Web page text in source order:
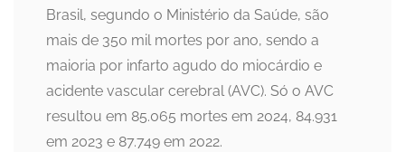
Brasil, segundo o Ministério da Saúde, são
mais de 350 mil mortes por ano, sendo a
maioria por infarto agudo do miocárdio e
acidente vascular cerebral (AVC). Só o AVC
resultou em 85.065 mortes em 2024, 84.931
em 2023 e 87.749 em 2022.